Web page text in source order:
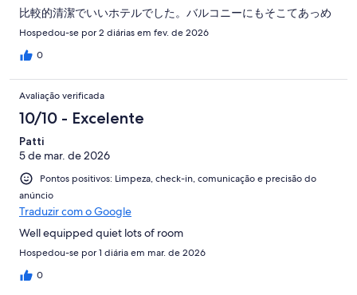
比較的清潔でいいホテルでした。バルコニーにもそこてあっめ
Hospedou-se por 2 diárias em fev. de 2026
0
Avaliação verificada
10/10 - Excelente
Patti
5 de mar. de 2026
Pontos positivos: Limpeza, check-in, comunicação e precisão do
anúncio
Traduzir com o Google
Well equipped quiet lots of room
Hospedou-se por 1 diária em mar. de 2026
0